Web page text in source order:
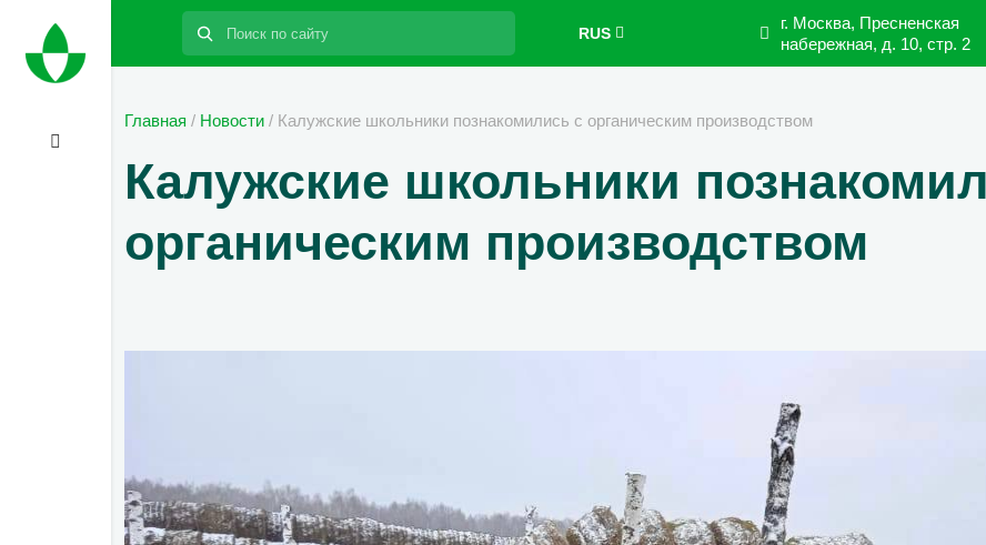
Поиск:
RUS
г. Москва, Пресненская
набережная, д. 10, стр. 2
Главная / Новости / Калужские школьники познакомились с органическим производством
Калужские школьники
органическим производством